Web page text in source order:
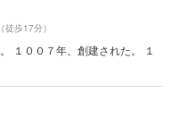
（徒歩17分）
１００７年、創建された。 １